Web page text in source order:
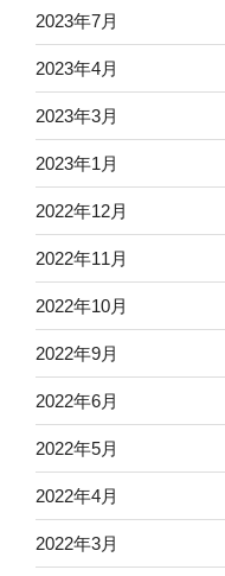
2023年7月
2023年4月
2023年3月
2023年1月
2022年12月
2022年11月
2022年10月
2022年9月
2022年6月
2022年5月
2022年4月
2022年3月